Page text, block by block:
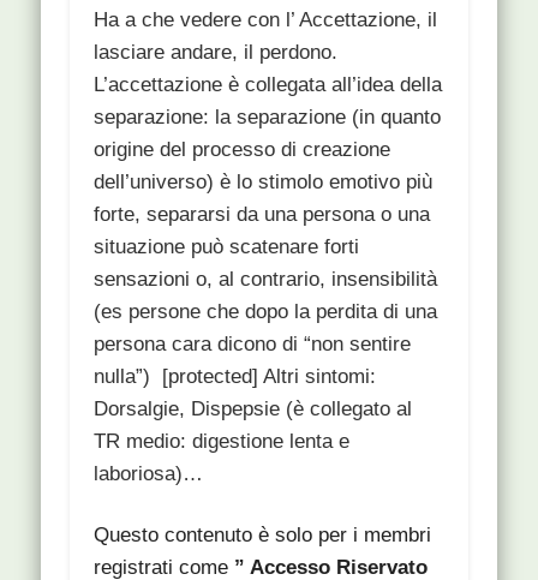
Ha a che vedere con l’ Accettazione, il
lasciare andare, il perdono.
L’accettazione è collegata all’idea della
separazione: la separazione (in quanto
origine del processo di creazione
dell’universo) è lo stimolo emotivo più
forte, separarsi da una persona o una
situazione può scatenare forti
sensazioni o, al contrario, insensibilità
(es persone che dopo la perdita di una
persona cara dicono di “non sentire
nulla”) [protected] Altri sintomi:
Dorsalgie, Dispepsie (è collegato al
TR medio: digestione lenta e
laboriosa)…
Questo contenuto è solo per i membri
registrati come ” Accesso Riservato